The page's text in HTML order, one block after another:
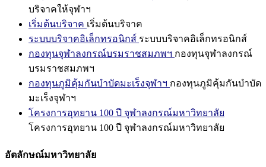
บริจาคให้จุฬาฯ
เริ่มต้นบริจาค เริ่มต้นบริจาค
ระบบบริจาคอิเล็กทรอนิกส์ ระบบบริจาคอิเล็กทรอนิกส์
กองทุนจุฬาลงกรณ์บรมราชสมภพฯ กองทุนจุฬาลงกรณ์
บรมราชสมภพฯ
กองทุนภูมิคุ้มกันบำบัดมะเร็งจุฬาฯ กองทุนภูมิคุ้มกันบำบัด
มะเร็งจุฬาฯ
โครงการอุทยาน 100 ปี จุฬาลงกรณ์มหาวิทยาลัย
โครงการอุทยาน 100 ปี จุฬาลงกรณ์มหาวิทยาลัย
อัตลักษณ์มหาวิทยาลัย